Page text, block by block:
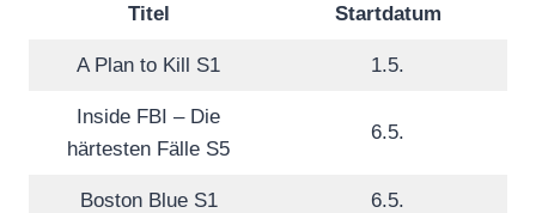
Titel Startdatum
A Plan to Kill S1 1.5.
Inside FBI – Die
härtesten Fälle S5
6.5.
Boston Blue S1 6.5.